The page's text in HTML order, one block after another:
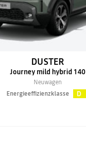
DUSTER
Journey mild hybrid 140
Neuwagen
Energieeffizienzklasse
D